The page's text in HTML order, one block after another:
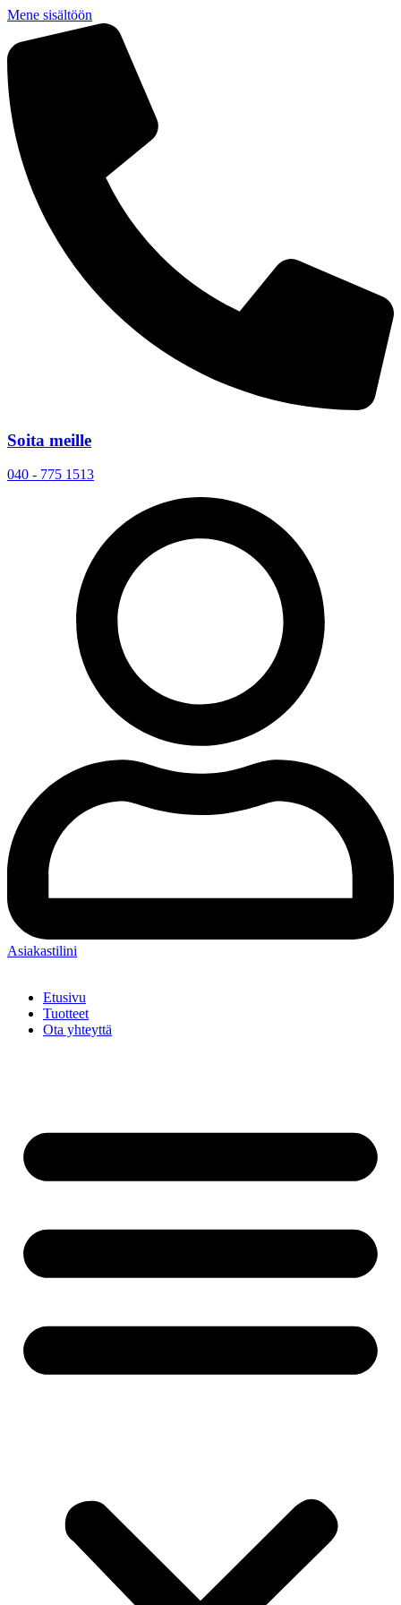
Mene sisältöön
Soita meille
040 - 775 1513
Asiakastilini
Etusivu
Tuotteet
Ota yhteyttä